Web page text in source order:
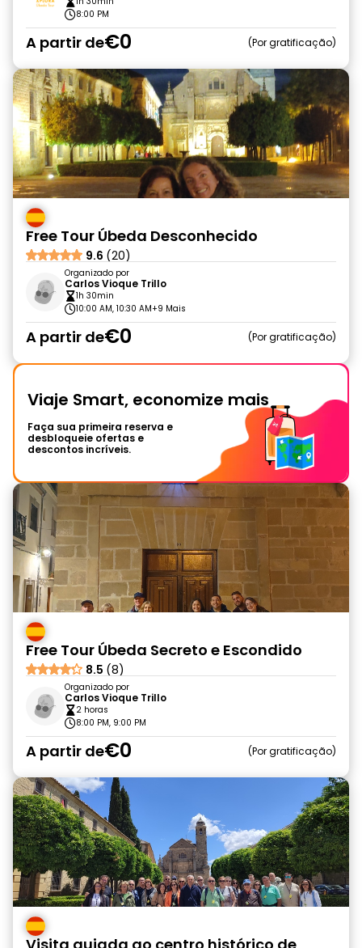
8:00 PM
A partir de€0 Por gratificação
Free Tour Úbeda Desconhecido
9.6 (20)
Organizado por
Carlos Vioque Trillo
1h 30min
10:00 AM, 10:30 AM+9 Mais
A partir de€0 Por gratificação
Viaje Smart, economize mais
Faça sua primeira reserva e
desbloqueie ofertas e
descontos incríveis.
Free Tour Úbeda Secreto e Escondido
8.5 (8)
Organizado por
Carlos Vioque Trillo
2 horas
8:00 PM, 9:00 PM
A partir de€0 Por gratificação